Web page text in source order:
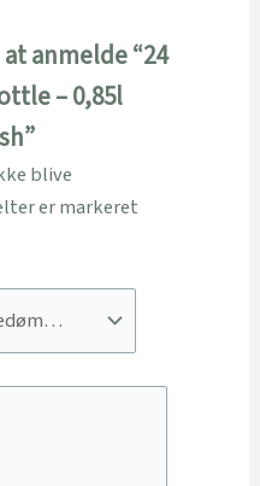
anmelde “24
– 0,85l
blive
er markeret